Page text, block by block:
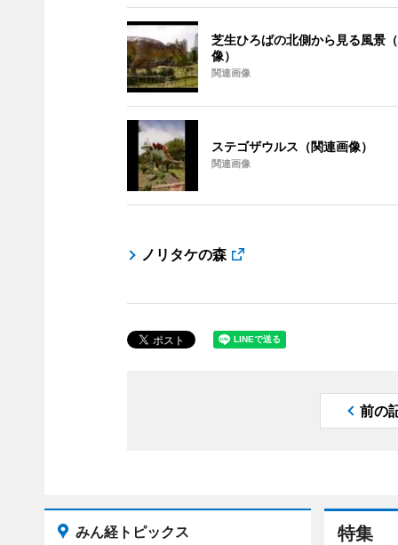
芝生ひろばの北側から見る風景
像）
関連画像
ステゴザウルス（関連画像）
関連画像
ノリタケの森
前の
特集
みん経トピックス